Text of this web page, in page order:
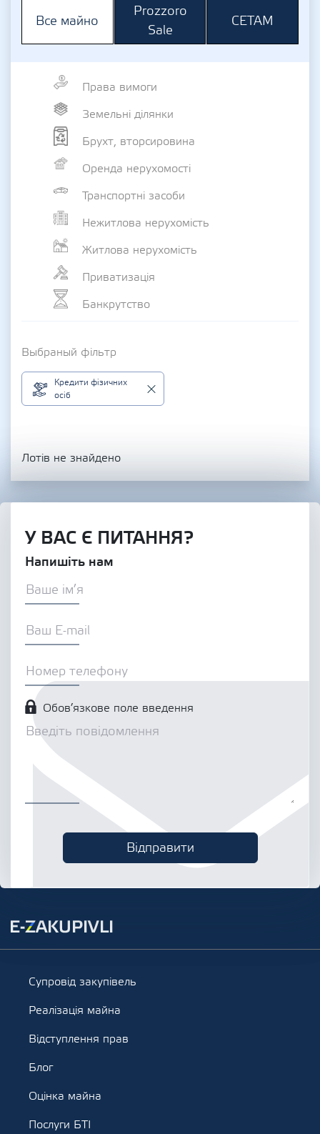
Все майно
Prozzoro
Sale
СЕТАМ
Права вимоги
Земельні ділянки
Брухт, вторсировина
Оренда нерухомості
Транспортні засоби
Нежитлова нерухомість
Житлова нерухомість
Приватизація
Банкрутство
Выбраный фільтр
Кредити фізичних
осіб
Лотів не знайдено
У ВАС Є ПИТАННЯ?
Напишіть нам
Обов’язкове поле введення
Супровід закупівель
Реалізація майна
Відступлення прав
Блог
Оцінка майна
Послуги БТІ